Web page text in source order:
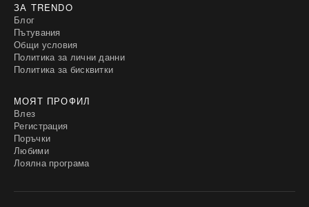
ЗА TRENDO
Блог
Пътувания
Общи условия
Политика за лични данни
Политика за бисквитки
МОЯТ ПРОФИЛ
Влез
Регистрация
Поръчки
Любими
Лоялна програма